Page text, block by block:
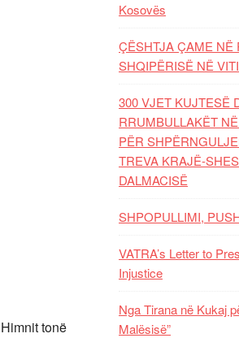
tonë
Kosovës
ÇËSHTJA ÇAME NË
SHQIPËRISË NË
300 VJET KUJTESË
RRUMBULLAKËT
PËR
TREVA KRAJË-
DALMACISË
SHPOPULLIMI,
VATRA’s Letter to
Injustice
Nga Tirana në Kukaj
Malësisë”